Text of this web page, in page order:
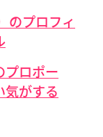
のプロフィ
ロポー
がする